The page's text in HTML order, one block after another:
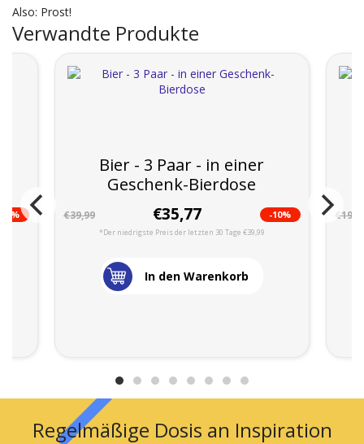
Also: Prost!
Verwandte Produkte
Bier - 3 Paar - in einer
Geschenk-Bierdose
€39,99 €35,77 -10%
*Der niedrigste Preis der letzten 30 Tage €39,99
In den Warenkorb
Regelmäßige Dosis an Inspiration